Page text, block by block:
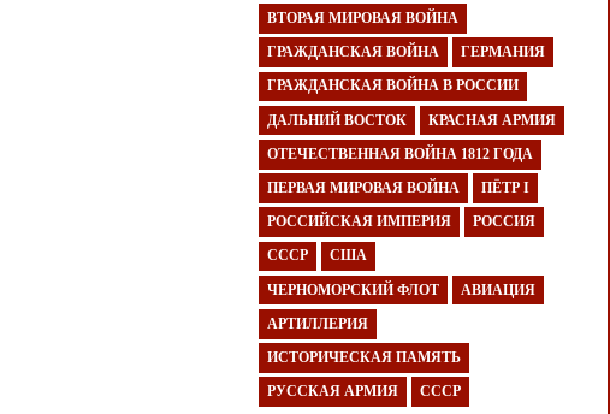
ВТОРАЯ МИРОВАЯ ВОЙНА
ГРАЖДАНСКАЯ ВОЙНА ГЕРМАНИЯ
ГРАЖДАНСКАЯ ВОЙНА В РОССИИ
ДАЛЬНИЙ ВОСТОК КРАСНАЯ АРМИЯ
ОТЕЧЕСТВЕННАЯ ВОЙНА 1812 ГОДА
ПЕРВАЯ МИРОВАЯ ВОЙНА ПЁТР I
РОССИЙСКАЯ ИМПЕРИЯ РОССИЯ
СССР США
ЧЕРНОМОРСКИЙ ФЛОТ АВИАЦИЯ
АРТИЛЛЕРИЯ
ИСТОРИЧЕСКАЯ ПАМЯТЬ
РУССКАЯ АРМИЯ СССР